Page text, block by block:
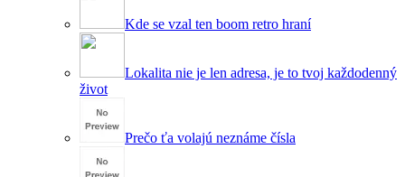
Kde se vzal ten boom retro hraní
Lokalita nie je len adresa, je to tvoj každodenný
život
Prečo ťa volajú neznáme čísla